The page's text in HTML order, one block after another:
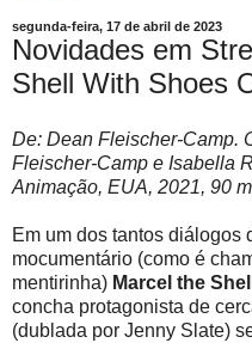
segunda-feira, 17 de abril de 2023
Novidades em
Shell With Shoes
De: Dean Fleischer-Camp.
Fleischer-Camp e Isabella
Animação, EUA, 2021, 90
Em um dos tantos diálogos
mocumentário (como é
mentirinha) Marcel the
concha protagonista de
(dublada por Jenny Slate)